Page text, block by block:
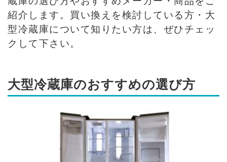
紹介します。買い換えを検討している方・大
型冷蔵庫について知りたい方は、ぜひチェッ
クして下さい。
大型冷蔵庫のおすすめの選び方